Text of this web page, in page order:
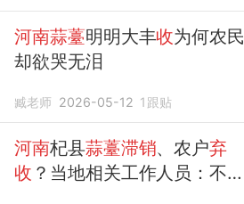
河南蒜薹明明大丰收为何农民
却欲哭无泪
臧老师 2026-05-12 1 跟贴
河南杞县蒜薹滞销、农户弃
收 ？当地相关工作人员：不存